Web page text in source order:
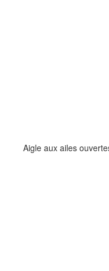
Aigle aux ailes